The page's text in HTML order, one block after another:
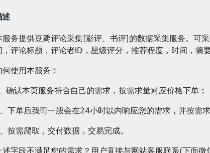
量
述
服务提供豆瓣评论采集[影评、书评]的数据采集服务。可
，评论标题，评论者ID，星级评分，推荐程度，时间，摘
何使用本服务：
确认本页服务符合自己的需求，按需求量对应价格下单；
下单后我司一般会在24小时以内响应您的需求，并按需求
按需爬取，交付数据，交易完成。
述字段不满足您的需求？用户直接与网站客服联系(下面